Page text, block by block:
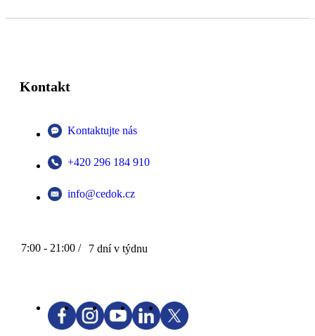
Kontakt
Kontaktujte nás
+420 296 184 910
info@cedok.cz
7:00 - 21:00 / 7 dní v týdnu